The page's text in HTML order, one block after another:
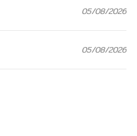
05/08/2026
05/08/2026